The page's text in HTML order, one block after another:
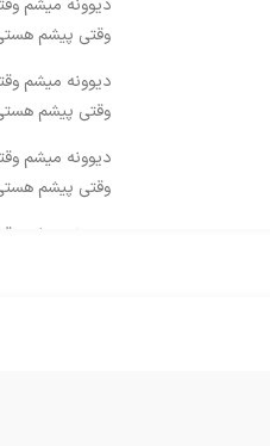
دیوونه میشم
وقتی پیشم
دیوونه میشم
وقتی پیشم
دیوونه میشم
وقتی پیشم
دیوونه میشم